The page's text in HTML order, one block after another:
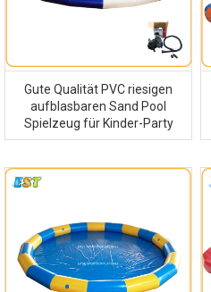
Gute Qualität PVC riesigen
aufblasbaren Sand Pool
Spielzeug für Kinder-Party